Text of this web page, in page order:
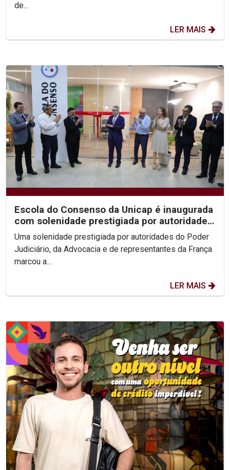
de...
LER MAIS
Escola do Consenso da Unicap é inaugurada
com solenidade prestigiada por autoridades
do...
Uma solenidade prestigiada por autoridades do Poder
Judiciário, da Advocacia e de representantes da França
marcou a...
LER MAIS